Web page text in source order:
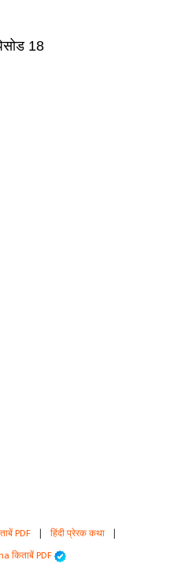
18
PDF | हिंदी प्रेरक कथा |
किताबें PDF